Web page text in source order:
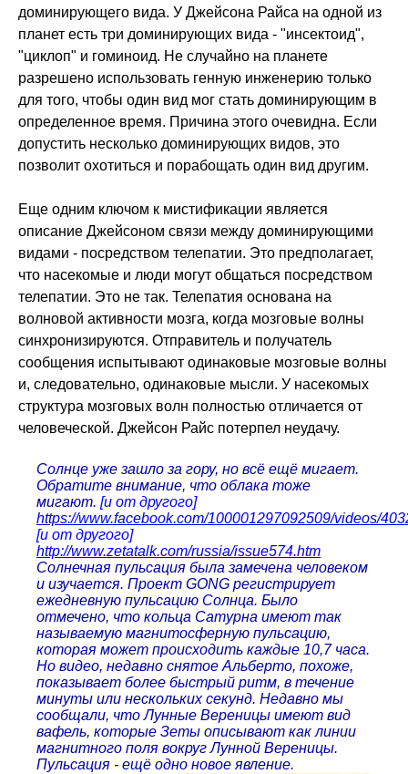
доминирующего вида. У Джейсона Райса на одной из
планет есть три доминирующих вида - "инсектоид",
"циклоп" и гоминоид. Не случайно на планете
разрешено использовать генную инженерию только
для того, чтобы один вид мог стать доминирующим в
определенное время. Причина этого очевидна. Если
допустить несколько доминирующих видов, это
позволит охотиться и порабощать один вид другим.
Еще одним ключом к мистификации является
описание Джейсоном связи между доминирующими
видами - посредством телепатии. Это предполагает,
что насекомые и люди могут общаться посредством
телепатии. Это не так. Телепатия основана на
волновой активности мозга, когда мозговые волны
синхронизируются. Отправитель и получатель
сообщения испытывают одинаковые мозговые волны
и, следовательно, одинаковые мысли. У насекомых
структура мозговых волн полностью отличается от
человеческой. Джейсон Райс потерпел неудачу.
Солнце уже зашло за гору, но всё ещё мигает.
Обратите внимание, что облака тоже
мигают. [и от другого]
https://www.facebook.com/100001297092509/videos/
[и от другого]
http://www.zetatalk.com/russia/issue574.htm
Солнечная пульсация была замечена человеком
и изучается. Проект GONG регистрирует
ежедневную пульсацию Солнца. Было
отмечено, что кольца Сатурна имеют так
называемую магнитосферную пульсацию,
которая может происходить каждые 10,7 часа.
Но видео, недавно снятое Альберто, похоже,
показывает более быстрый ритм, в течение
минуты или нескольких секунд. Недавно мы
сообщали, что Лунные Вереницы имеют вид
вафель, которые Зеты описывают как линии
магнитного поля вокруг Лунной Вереницы.
Пульсация - ещё одно новое явление.